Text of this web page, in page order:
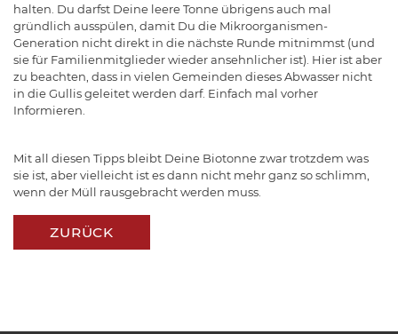
halten. Du darfst Deine leere Tonne übrigens auch mal
gründlich ausspülen, damit Du die Mikroorganismen-
Generation nicht direkt in die nächste Runde mitnimmst (und
sie für Familienmitglieder wieder ansehnlicher ist). Hier ist aber
zu beachten, dass in vielen Gemeinden dieses Abwasser nicht
in die Gullis geleitet werden darf. Einfach mal vorher
Informieren.
Mit all diesen Tipps bleibt Deine Biotonne zwar trotzdem was
sie ist, aber vielleicht ist es dann nicht mehr ganz so schlimm,
wenn der Müll rausgebracht werden muss.
ZURÜCK